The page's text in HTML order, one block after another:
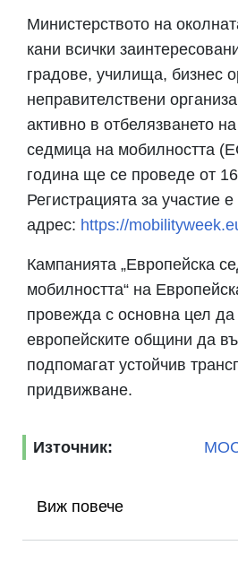
Министерството на
кани всички
градове, училища, бизнес
неправителствени
активно в отбелязването
седмица на мобилността
година ще се проведе от
Регистрацията за участие
адрес: https://
Кампанията „Европейска
мобилността“ на
провежда с основна цел да
европейските общини да
подпомагат устойчив
придвижване.
Източник:
Виж повече